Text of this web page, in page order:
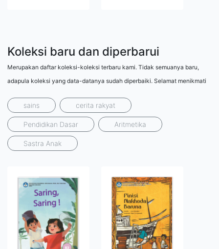
Koleksi baru dan diperbarui
Merupakan daftar koleksi-koleksi terbaru kami. Tidak semuanya baru,
adapula koleksi yang data-datanya sudah diperbaiki. Selamat menikmati
sains cerita rakyat
Pendidikan Dasar Aritmetika
Sastra Anak